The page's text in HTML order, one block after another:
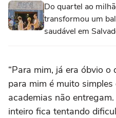
Do quartel ao
transformou um
saudável em
“Para mim, já era óbvio o
para mim é muito
academias não
inteiro fica tentando